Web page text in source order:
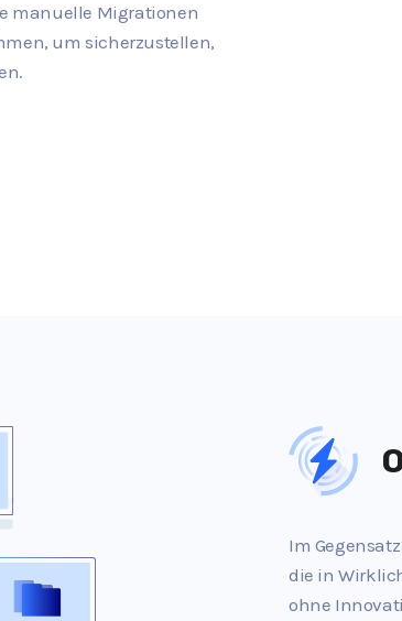
manuelle Migrationen
um sicherzustellen,
Im
die in
ohne